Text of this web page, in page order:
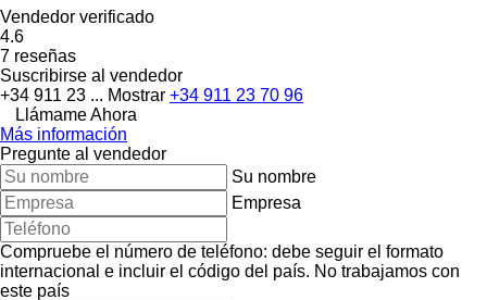
Vendedor verificado
4.6
7 reseñas
Suscribirse al vendedor
+34 911 23 ... Mostrar +34 911 23 70 96
Llámame Ahora
Más información
Pregunte al vendedor
Su nombre
Empresa
Compruebe el número de teléfono: debe seguir el formato
internacional e incluir el código del país. No trabajamos con
este país